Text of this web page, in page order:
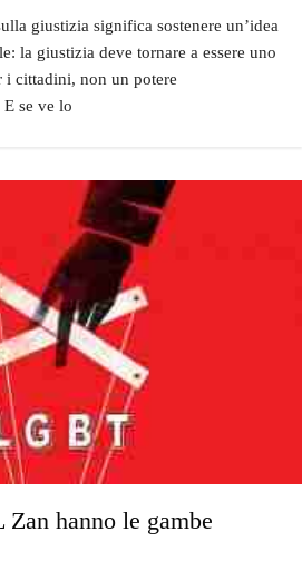
giustizia significa sostenere un’idea
la giustizia deve tornare a essere uno
i cittadini, non un potere
se ve lo
hanno le gambe